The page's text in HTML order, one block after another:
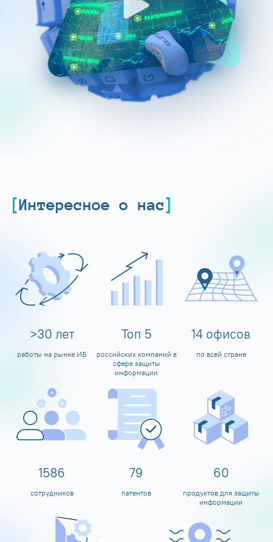
Интересное о нас
>30 лет
работы на рынке ИБ
Топ 5
российских компаний в
сфере защиты
информации
14 офисов
по всей стране
1600
сотрудников
80
патентов
60
продуктов для защиты
информации